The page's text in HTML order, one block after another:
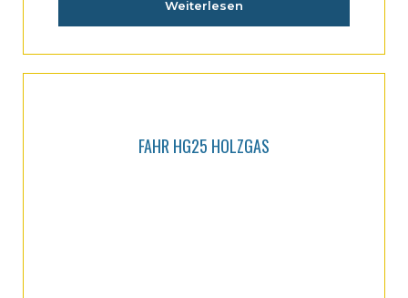
Weiterlesen
FAHR HG25 HOLZGAS